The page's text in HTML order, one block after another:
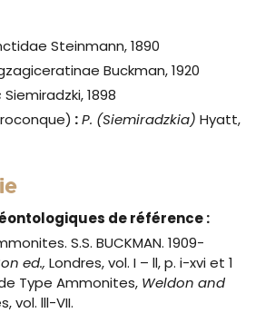
Steinmann, 1890
Buckman, 1920
Siemiradzki, 1898
:P. (Siemiradzkia)Hyatt,
de référence :
S.S. BUCKMAN. 1909-
ed.,Londres, vol. I – ll, p. i-xvi et 1
de Type Ammonites, Weldon and
vol. lll-VII.